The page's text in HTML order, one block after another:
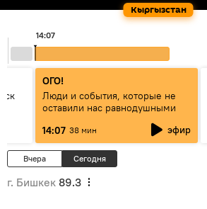
Кыргызстан
14:07
ОГО!
Люди и события, которые не
оставили нас равнодушными
14:07 38 мин эфир
Вчера Сегодня
г. Бишкек 89.3